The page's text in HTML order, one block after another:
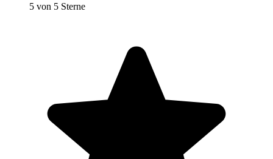
5 von 5 Sterne